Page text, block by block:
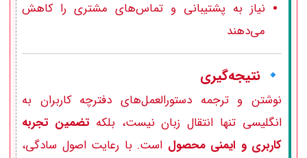
نیاز به پشتیبانی و تماس‌های مشتری را کاهش
می‌دهند
🔹 نتیجه‌گیری
نوشتن و ترجمه دستورالعمل‌های دفترچه کاربران به
انگلیسی تنها انتقال زبان نیست، بلکهتضمین تجربه
کاربری و ایمنی محصول است. با رعایت اصول سادگی،